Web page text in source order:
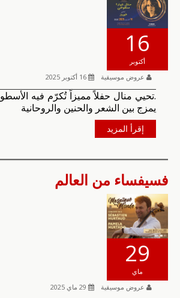
16
أكتوبر
عروض موسيقية
.تحيي منال حفلاً مميزاً تُكرّم فيه
يمزج بين الشعر والحنين والروحانية
إقرأ المزيد
فسيفساء من العالم
29
ماي
عروض موسيقية